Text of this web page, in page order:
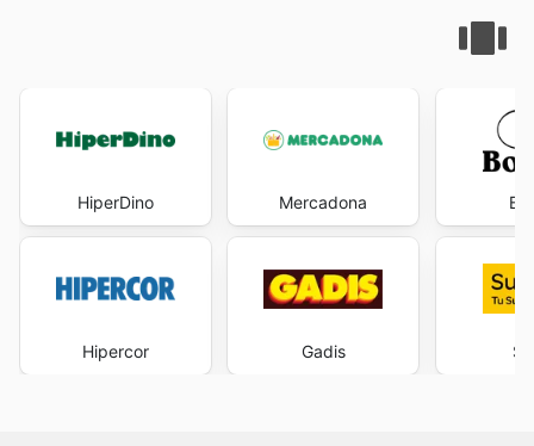
HiperDino
Hipercor
Mercadona
Gadis